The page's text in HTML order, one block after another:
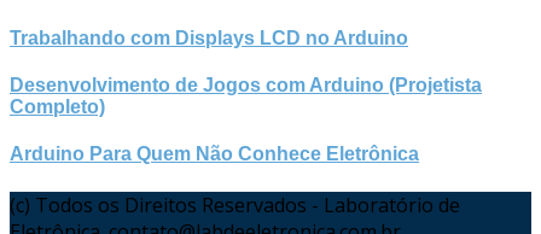
Trabalhando com Displays LCD no Arduino
Desenvolvimento de Jogos com Arduino (Projetista
Completo)
Arduino Para Quem Não Conhece Eletrônica
(c) Todos os Direitos Reservados - Laboratório de